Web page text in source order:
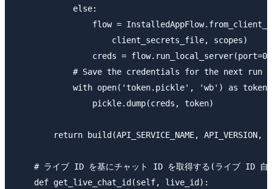
            else:
flow =
                    client_secrets_file, scopes)
                creds = flow.run_local_server(port=0)
            # Save the credentials for the next run
            with open('token.pickle', 'wb') as token:
                pickle.dump(creds, token)
return build(API_SERVICE_NAME, API_VERSION,
# ライブ ID を基にチャット ID を取得する(ライブ ID 自
    def get_live_chat_id(self, live_id):